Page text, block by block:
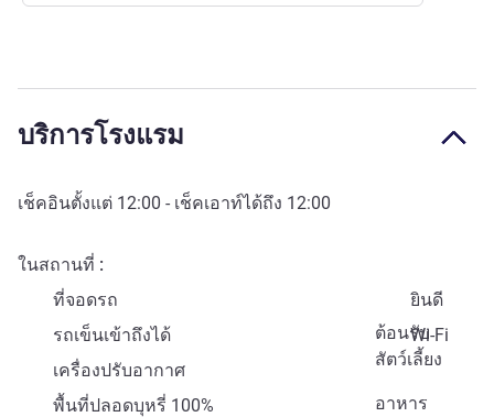
บริการโรงแรม
เช็คอินตั้งแต่ 12:00 - เช็คเอาท์ได้ถึง 12:00
ในสถานที่
ที่จอดรถ
ยินดี
ต้อนรับ
สัตว์เลี้ยง
รถเข็นเข้าถึงได้
Wi-Fi
เครื่องปรับอากาศ
อาหาร
พื้นที่ปลอดบุหรี่ 100%